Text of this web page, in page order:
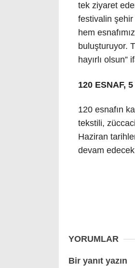
tek ziyaret
festivalin şehir
hem
buluşturuyor.
hayırlı olsun”
120 ESNAF,
120 esnafın
tekstili,
Haziran
devam
YORUMLAR
Bir yanıt yazın